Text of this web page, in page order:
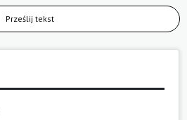
Prześlij tekst